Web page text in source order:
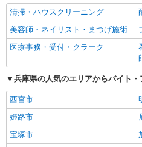
清掃・ハウスクリーニング
美容師・ネイリスト・まつげ施術
医療事務・受付・クラーク
兵庫県の人気のエリアからバイト
西宮市
姫路市
宝塚市